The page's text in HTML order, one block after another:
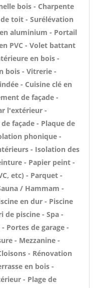
bois - Charpente
toit - Surélévation
aluminium - Portail
PVC - Volet battant
en bois -
bois - Vitrerie -
- Cuisine clé en
de façade -
l'extérieur -
façade - Plaque de
phonique -
- Isolation des
- Papier peint -
etc) - Parquet -
/ Hammam -
en dur - Piscine
de piscine - Spa -
Portes de garage -
- Mezzanine -
- Rénovation
en bois -
- Plage de